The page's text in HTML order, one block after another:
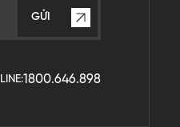
GỬI
1800.646.898